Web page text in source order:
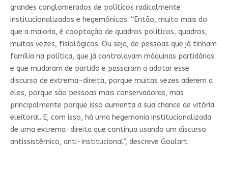
grandes conglomerados de políticos radicalmente
institucionalizados e hegemônicos. “Então, muito mais do
que a maioria, é cooptação de quadros políticos, quadros,
muitas vezes, fisiológicos. Ou seja, de pessoas que já tinham
família na política, que já controlavam máquinas partidárias
e que mudaram de partido e passaram a adotar esse
discurso de extrema-direita, porque muitas vezes aderem a
eles, porque são pessoas mais conservadoras, mas
principalmente porque isso aumenta a sua chance de vitória
eleitoral. E, com isso, há uma hegemonia institucionalizada
de uma extrema-direita que continua usando um discurso
antissistêmico, anti-institucional”, descreve Goulart.